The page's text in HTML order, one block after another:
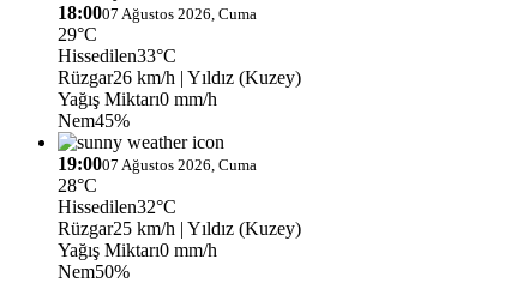
18:0007 Ağustos 2026, Cuma
29°C
Hissedilen33°C
Rüzgar26 km/h | Yıldız (Kuzey)
Yağış Miktarı0 mm/h
Nem45%
19:0007 Ağustos 2026, Cuma
28°C
Hissedilen32°C
Rüzgar25 km/h | Yıldız (Kuzey)
Yağış Miktarı0 mm/h
Nem50%